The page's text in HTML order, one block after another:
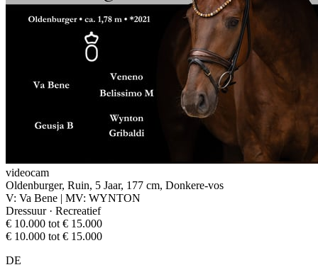
videocam
Oldenburger, Ruin, 5 Jaar, 177 cm, Donkere-vos
V: Va Bene | MV: WYNTON
Dressuur · Recreatief
€ 10.000 tot € 15.000
€ 10.000 tot € 15.000
DE